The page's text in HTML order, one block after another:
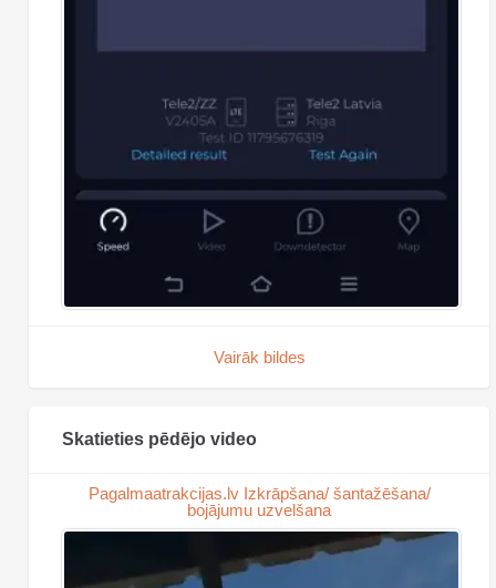
Vairāk bildes
Skatieties pēdējo video
Pagalmaatrakcijas.lv Izkrāpšana/ šantažēšana/
bojājumu uzvelšana